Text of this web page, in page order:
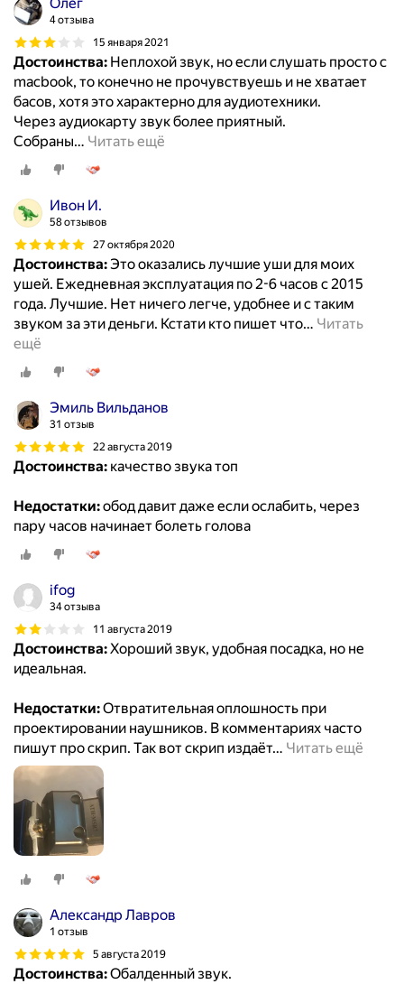
4 отзыва
15 января 2021
Достоинства: Неплохой звук, но если слушать просто с
macbook, то конечно не прочувствуешь и не хватает
басов, хотя это характерно для аудиотехники.
Через аудиокарту звук более приятный.
Собраны… Читать ещё
Ивон И.
58 отзывов
27 октября 2020
Достоинства:Это оказались лучшие уши для моих
ушей. Ежедневная эксплуатация по 2-6 часов с 2015
года. Лучшие. Нет ничего легче, удобнее и с таким
звуком за эти деньги. Кстати кто пишет что… Читать
ещё
Эмиль Вильданов
31 отзыв
22 августа 2019
Достоинства: качество звука топ
Недостатки:обод давит даже если ослабить, через
пару часов начинает болеть голова
ifog
34 отзыва
11 августа 2019
Достоинства:Хороший звук, удобная посадка, но не
идеальная.
Недостатки:Отвратительная оплошность при
проектировании наушников. В комментариях часто
пишут про скрип. Так вот скрип издаёт… Читать ещё
Александр Лавров
1 отзыв
5 августа 2019
Достоинства:Обалденный звук.